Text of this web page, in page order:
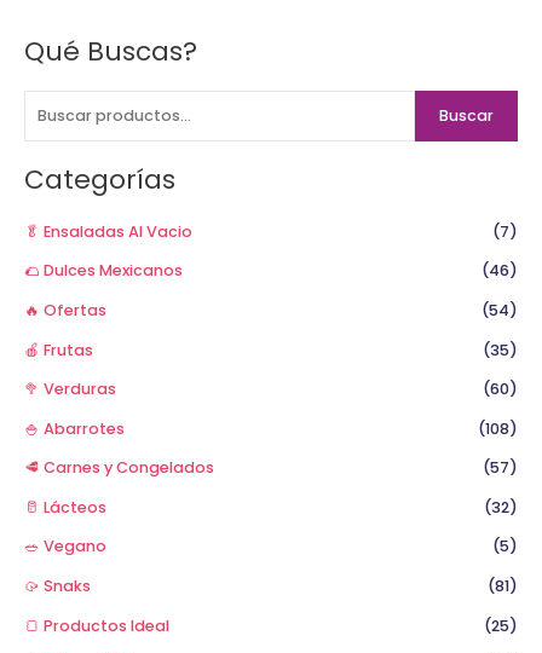
Qué Buscas?
B
c
a
p
Buscar
Categorías
🥬 Ensaladas Al Vacio
(7)
🌮 Dulces Mexicanos
(46)
🔥 Ofertas
(54)
🍎 Frutas
(35)
🥦 Verduras
(60)
🍚 Abarrotes
(108)
🥩 Carnes y Congelados
(57)
🥛 Lácteos
(32)
🥗 Vegano
(5)
🥠 Snaks
(81)
🍞 Productos Ideal
(25)